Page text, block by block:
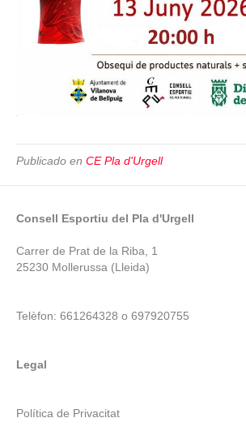
Publicado en CE Pla d'Urgell
Consell Esportiu del Pla d'Urgell
Carrer de Prat de la Riba, 1
25230 Mollerussa (Lleida)
Telèfon: 661264328 o 697920755
Legal
Política de Privacitat